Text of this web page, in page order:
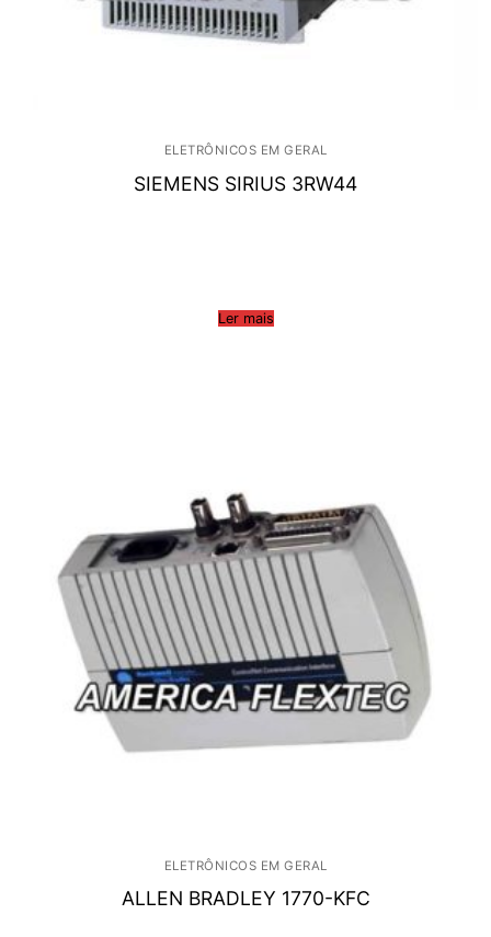
ELETRÔNICOS EM GERAL
SIEMENS SIRIUS 3RW44
Ler mais
ELETRÔNICOS EM GERAL
ALLEN BRADLEY 1770-KFC